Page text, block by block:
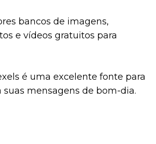
bancos de imagens,
e vídeos gratuitos para
é uma excelente fonte para
mensagens de bom-dia.